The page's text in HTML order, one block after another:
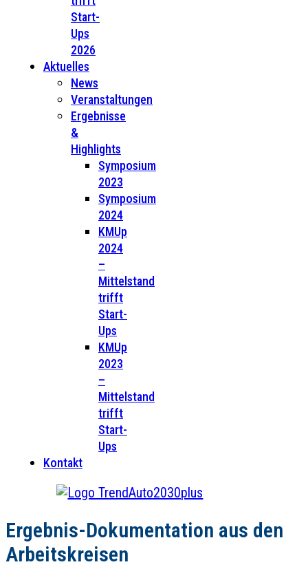
Start-
Ups
2026
Aktuelles
News
Veranstaltungen
Ergebnisse
&
Highlights
Symposium
2023
Symposium
2024
KMUp
2024
–
Mittelstand
trifft
Start-
Ups
KMUp
2023
–
Mittelstand
trifft
Start-
Ups
Kontakt
Ergebnis-Dokumentation aus den
Arbeitskreisen